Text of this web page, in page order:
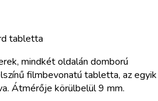
tabletta
mindkét oldalán domború
filmbevonatú tabletta, az egyik
Átmérője körülbelül 9 mm.